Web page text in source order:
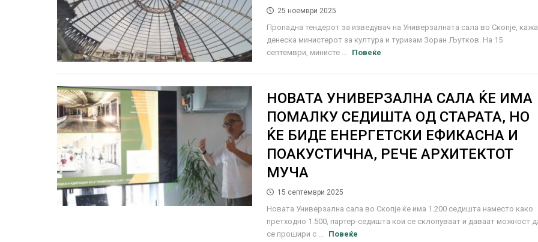
25 ноември 2025
Пропадна тендерот за изведувач на Универзалната сала во Скопје, кажа
денеска министерот за култура и туризам Зоран Љутков. На 15
септември, министе ...
Повеќе
НОВАТА УНИВЕРЗАЛНА САЛА ЌЕ ИМА
ПОМАЛКУ СЕДИШТА ОД СТАРАТА, НО
ЌЕ БИДЕ ЕНЕРГЕТСКИ ЕФИКАСНА И
ПОАКУСТИЧНА, РЕЧЕ АРХИТЕКТОТ
МУЧА
15 септември 2025
Новата Универзална сала во Скопје ќе има 1.200 седишта наместо како
претходно 1.500, партер-седишта кои се склопуваат и даваат можност
се прошири с ...
Повеќе